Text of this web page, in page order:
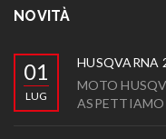
NOVITÀ
01
LUG
HUSQVARNA
MOTO